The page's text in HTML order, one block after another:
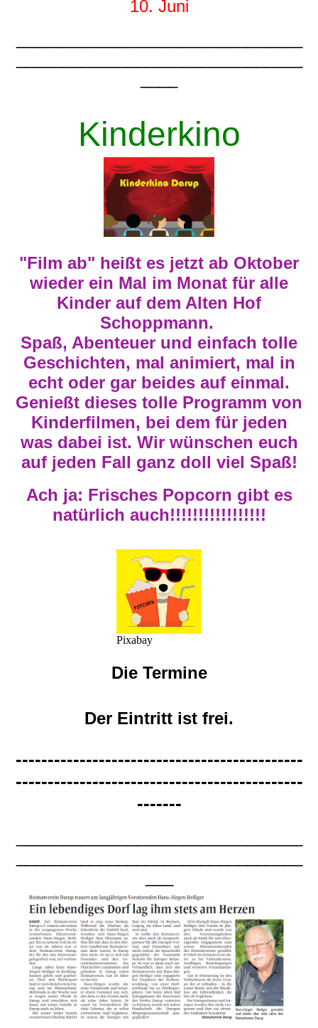
10. Juni
Kinderkino
"Film ab" heißt es jetzt ab Oktober
wieder ein Mal im Monat für alle
Kinder auf dem Alten Hof
Schoppmann.
Spaß, Abenteuer und einfach tolle
Geschichten, mal animiert, mal in
echt oder gar beides auf einmal.
Genießt dieses tolle Programm von
Kinderfilmen, bei dem für jeden
was dabei ist. Wir wünschen euch
auf jeden Fall ganz doll viel Spaß!
Ach ja: Frisches Popcorn gibt es
natürlich auch!!!!!!!!!!!!!!!!!
Pixabay
Die Termine
Der Eintritt ist frei.
---------------------------------------------
---------------------------------------------
-------